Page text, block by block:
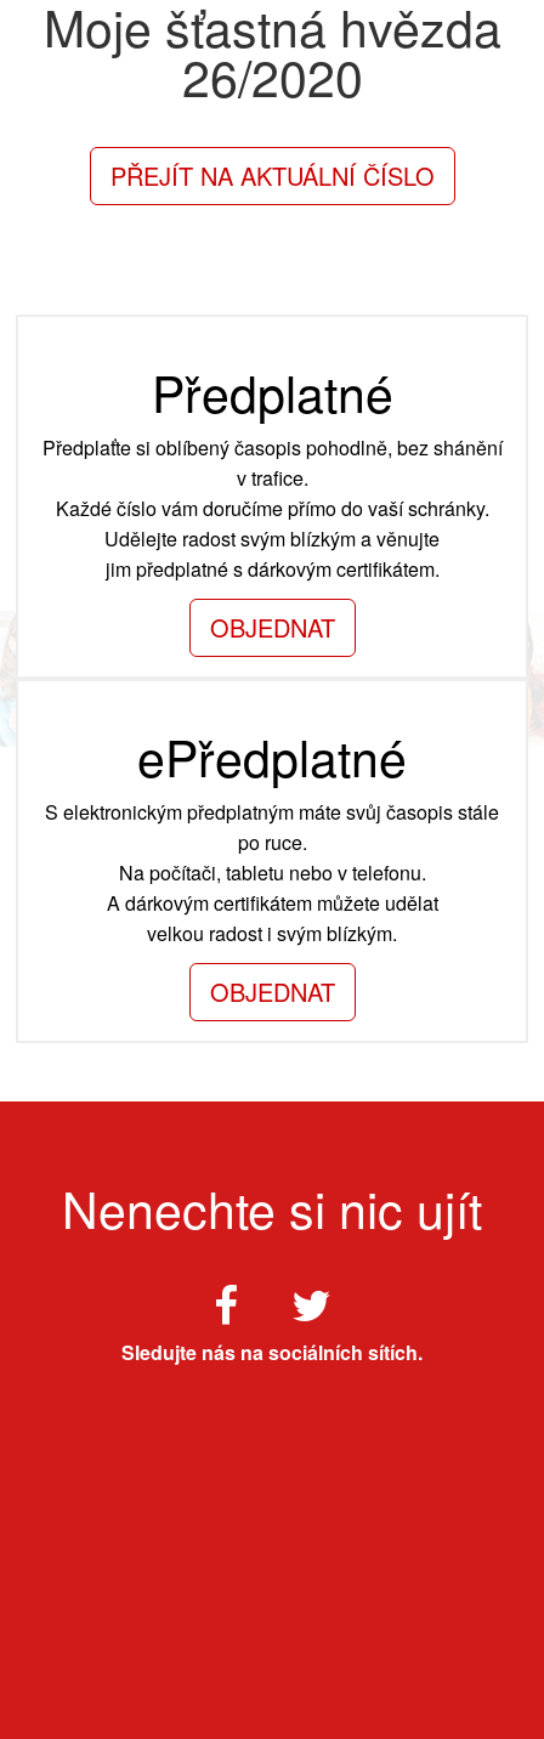
Moje šťastná hvězda
26/2020
PŘEJÍT NA AKTUÁLNÍ ČÍSLO
Předplatné
Předplaťte si oblíbený časopis pohodlně, bez shánění
v trafice.
Každé číslo vám doručíme přímo do vaší schránky.
Udělejte radost svým blízkým a věnujte
jim předplatné s dárkovým certifikátem.
OBJEDNAT
ePředplatné
S elektronickým předplatným máte svůj časopis stále
po ruce.
Na počítači, tabletu nebo v telefonu.
A dárkovým certifikátem můžete udělat
velkou radost i svým blízkým.
OBJEDNAT
Nenechte si nic ujít
Sledujte nás na sociálních sítích.